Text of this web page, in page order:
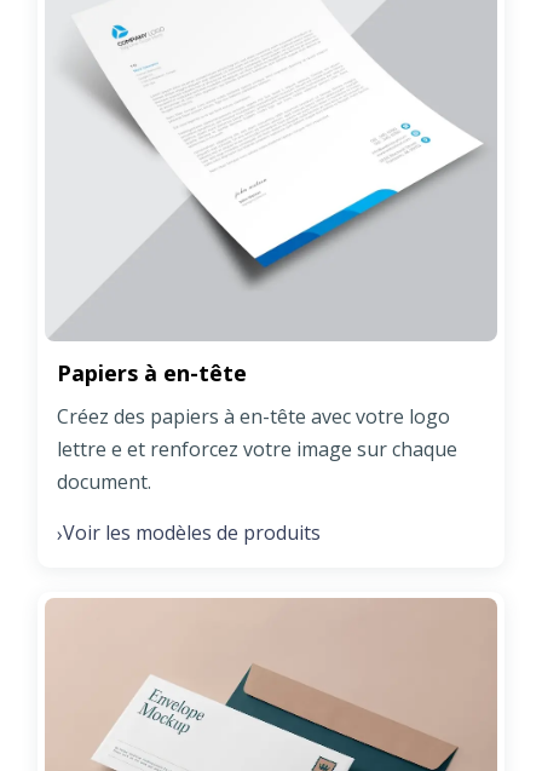
Papiers à en-tête
Créez des papiers à en-tête avec votre logo
lettre e et renforcez votre image sur chaque
document.
›Voir les modèles de produits